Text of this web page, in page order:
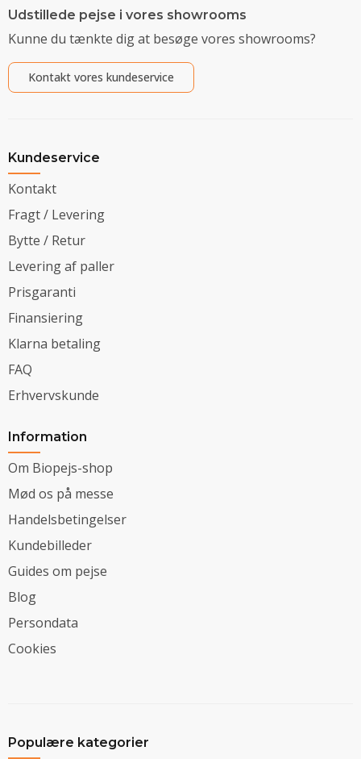
Udstillede pejse i vores showrooms
Kunne du tænkte dig at besøge vores showrooms?
Kontakt vores kundeservice
Kundeservice
Kontakt
Fragt / Levering
Bytte / Retur
Levering af paller
Prisgaranti
Finansiering
Klarna betaling
FAQ
Erhvervskunde
Information
Om Biopejs-shop
Mød os på messe
Handelsbetingelser
Kundebilleder
Guides om pejse
Blog
Persondata
Cookies
Populære kategorier